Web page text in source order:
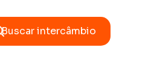
Buscar intercâmbio